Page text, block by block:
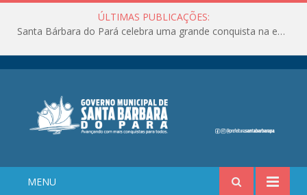
ÚLTIMAS PUBLICAÇÕES:
Santa Bárbara do Pará celebra uma grande conquista na educação!
MENU